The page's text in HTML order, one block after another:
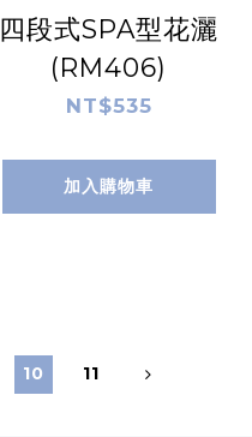
四段式SPA型花灑
(RM406)
NT$535
加入購物車
10 11